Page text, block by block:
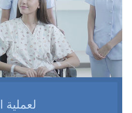
لعملية